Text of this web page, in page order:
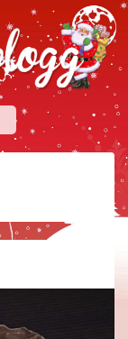
julkalendrar,
julrecept!